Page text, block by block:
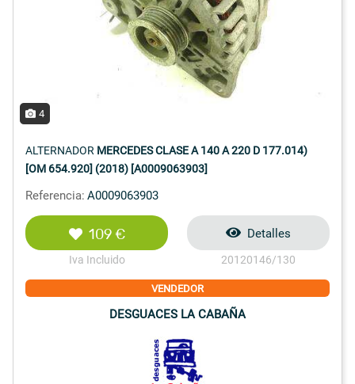
4
ALTERNADOR MERCEDES CLASE A 140 A 220 D 177.014)
[OM 654.920] (2018) [A0009063903]
Referencia: A0009063903
109 €
Iva Incluido
Detalles
20120146/130
VENDEDOR
DESGUACES LA CABAÑA